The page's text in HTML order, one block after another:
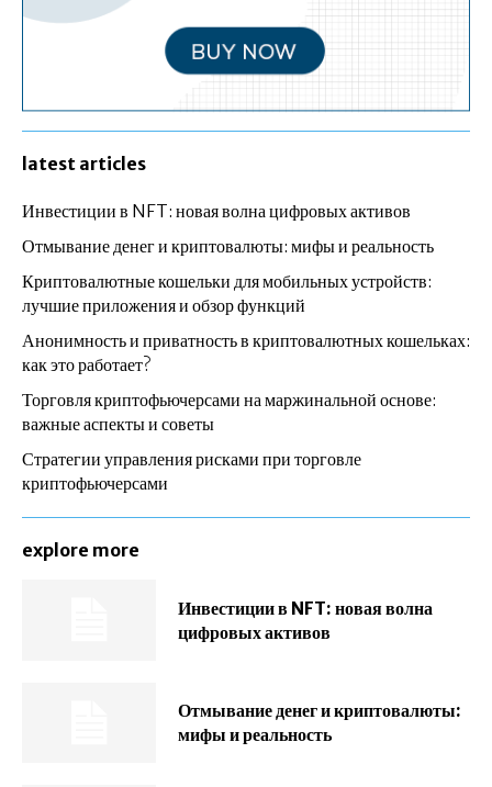
latest articles
Инвестиции в NFT: новая волна цифровых активов
Отмывание денег и криптовалюты: мифы и реальность
Криптовалютные кошельки для мобильных устройств:
лучшие приложения и обзор функций
Анонимность и приватность в криптовалютных кошельках:
как это работает?
Торговля криптофьючерсами на маржинальной основе:
важные аспекты и советы
Стратегии управления рисками при торговле
криптофьючерсами
explore more
Инвестиции в NFT: новая волна
цифровых активов
Отмывание денег и криптовалюты:
мифы и реальность